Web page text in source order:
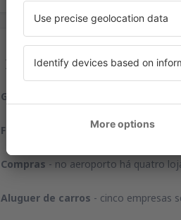
Serviços
Gastronomia
Finanças - no aeroporto há dois
Compras - no aeroporto há quatro
Aluguer de carros - cinco empresas